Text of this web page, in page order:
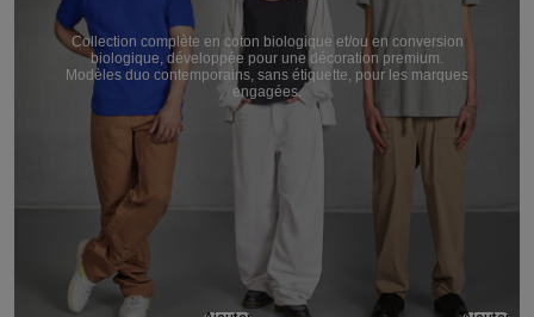
Collection complète en coton biologique et/ou en conversion
biologique, développée pour une décoration premium.
Modèles duo contemporains, sans étiquette, pour les marques
engagées.